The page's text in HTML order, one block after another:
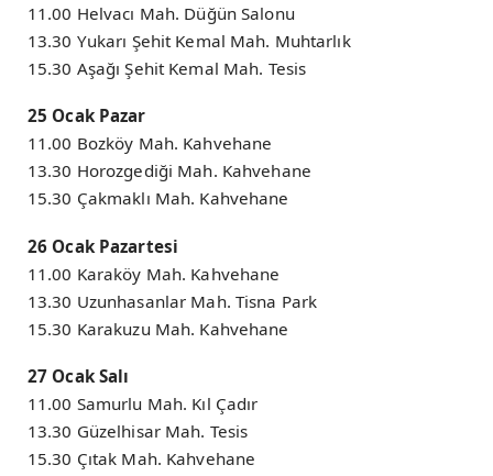
11.00 Helvacı Mah. Düğün Salonu
13.30 Yukarı Şehit Kemal Mah. Muhtarlık
15.30 Aşağı Şehit Kemal Mah. Tesis
25 Ocak Pazar
11.00 Bozköy Mah. Kahvehane
13.30 Horozgediği Mah. Kahvehane
15.30 Çakmaklı Mah. Kahvehane
26 Ocak Pazartesi
11.00 Karaköy Mah. Kahvehane
13.30 Uzunhasanlar Mah. Tisna Park
15.30 Karakuzu Mah. Kahvehane
27 Ocak Salı
11.00 Samurlu Mah. Kıl Çadır
13.30 Güzelhisar Mah. Tesis
15.30 Çıtak Mah. Kahvehane